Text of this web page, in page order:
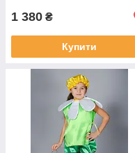
1 380 ₴
Купити